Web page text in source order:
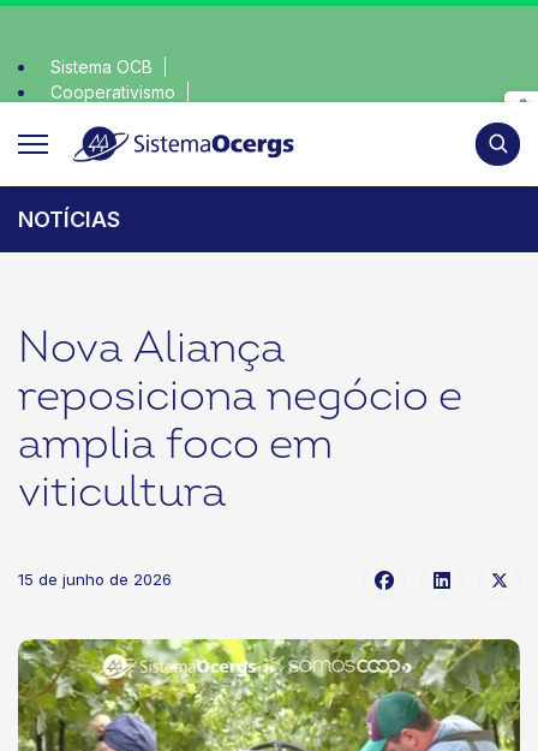
Sistema OCB
Cooperativismo
NOTÍCIAS
Nova Aliança
reposiciona negócio e
amplia foco em
viticultura
15 de junho de 2026